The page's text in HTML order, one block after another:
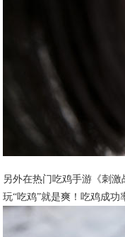
另外在热门吃鸡手游《刺
玩“吃鸡”就是爽！吃鸡成功